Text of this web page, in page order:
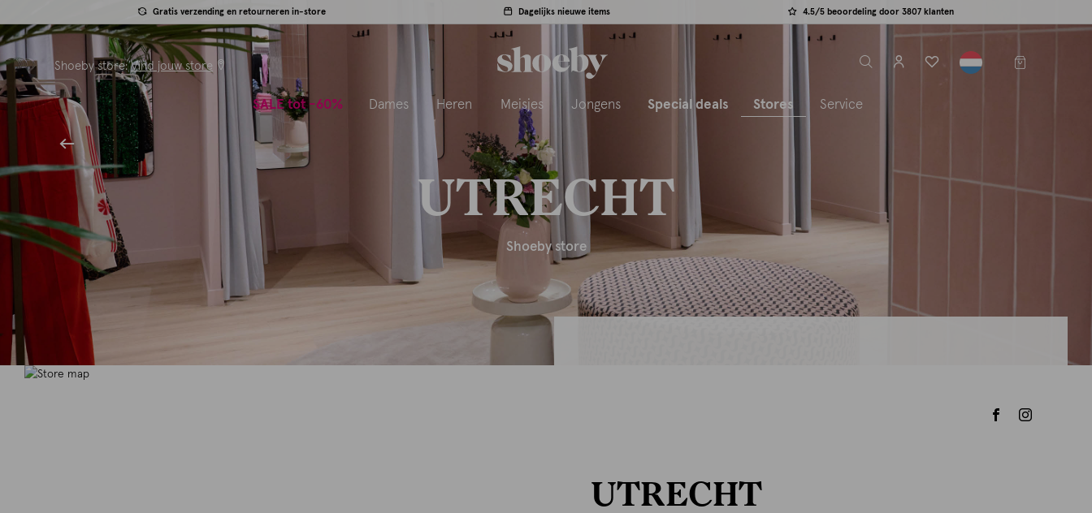
Gratis verzending en retourneren in-store Dagelijks nieuwe items 4.5/5 beoordeling door 3807 klanten
Shoeby store:Vind jouw store
label.header.toggle
SALE tot -60% Dames Heren Meisjes Jongens Special deals Stores Service
UTRECHT
Shoeby store
UTRECHT